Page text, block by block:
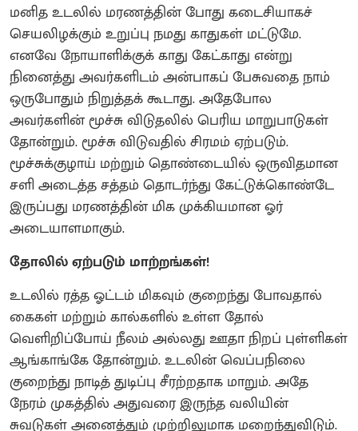
மனித உடலில் மரணத்தின் போது கடைசியாகச்
செயலிழக்கும் உறுப்பு நமது காதுகள் மட்டுமே.
எனவே நோயாளிக்குக் காது கேட்காது என்று
நினைத்து அவர்களிடம் அன்பாகப் பேசுவதை நாம்
ஒருபோதும் நிறுத்தக் கூடாது. அதேபோல
அவர்களின் மூச்சு விடுதலில் பெரிய மாறுபாடுகள்
தோன்றும். மூச்சு விடுவதில் சிரமம் ஏற்படும்.
மூச்சுக்குழாய் மற்றும் தொண்டையில் ஒருவிதமான
சளி அடைத்த சத்தம் தொடர்ந்து கேட்டுக்கொண்டே
இருப்பது மரணத்தின் மிக முக்கியமான ஓர்
அடையாளமாகும்.
தோலில் ஏற்படும் மாற்றங்கள்!
உடலில் ரத்த ஓட்டம் மிகவும் குறைந்து போவதால்
கைகள் மற்றும் கால்களில் உள்ள தோல்
வெளிறிப்போய் நீலம் அல்லது ஊதா நிறப் புள்ளிகள்
ஆங்காங்கே தோன்றும். உடலின் வெப்பநிலை
குறைந்து நாடித் துடிப்பு சீரற்றதாக மாறும். அதே
நேரம் முகத்தில் அதுவரை இருந்த வலியின்
சுவடுகள் அனைத்தும் முற்றிலுமாக மறைந்துவிடும்.